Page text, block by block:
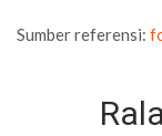
Sumber referensi: